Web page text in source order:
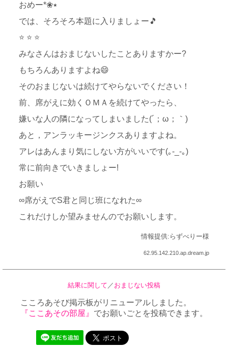
おめー*❀٭
では、そろそろ本題に入りましょー🎵
⭐ ⭐ ⭐
みなさんはおまじないしたことありますかー?
もちろんありますよね😄
そのおまじないは続けてやらないでください！
前、席がえに効くＯＭＡを続けてやったら、
嫌いな人の隣になってしまいました(´；ω；｀)
あと，アンラッキージンクスありますよね。
アレはあんまり気にしない方がいいです(｡-_-｡)
常に前向きでいきましょー!
お願い
∞席がえでS君と同じ班になれた∞
これだけしか望みませんのでお願いします。
情報提供:らずべりー様
62.95.142.210.ap.dream.jp
結果に関して ／ おまじない投稿
こころあそび掲示板がリニューアルしました。
『ここあその部屋』 でお願いごとを投稿できます。